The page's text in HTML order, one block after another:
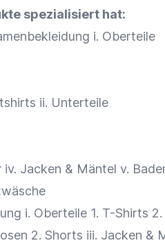
spezialisiert hat:
i. Oberteile
ii. Unterteile
iv. Jacken & Mäntel v.
i. Oberteile 1. T-Shirts
2. Shorts iii. Jacken &